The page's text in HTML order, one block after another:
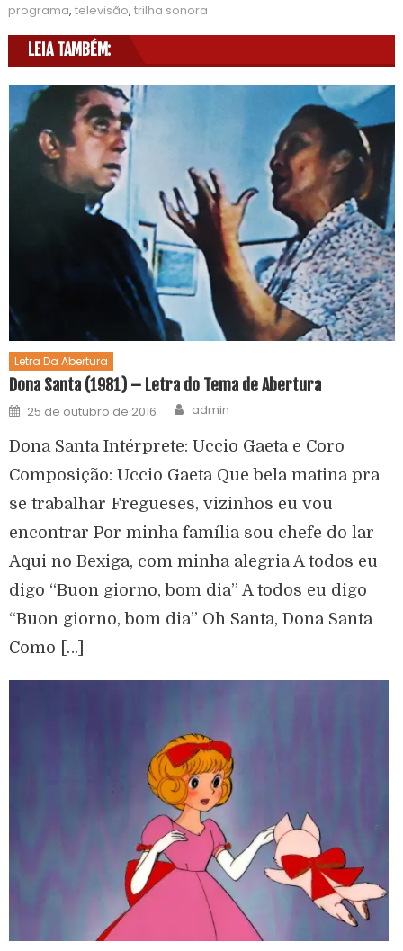
programa, televisão, trilha sonora
LEIA TAMBÉM:
Letra Da Abertura
Dona Santa (1981) – Letra do Tema de Abertura
25 de outubro de 2016 admin
Dona Santa Intérprete: Uccio Gaeta e Coro
Composição: Uccio Gaeta Que bela matina pra
se trabalhar Fregueses, vizinhos eu vou
encontrar Por minha família sou chefe do lar
Aqui no Bexiga, com minha alegria A todos eu
digo “Buon giorno, bom dia” A todos eu digo
“Buon giorno, bom dia” Oh Santa, Dona Santa
Como […]